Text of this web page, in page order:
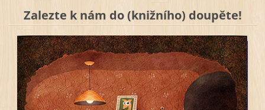
Zalezte k nám do (knižního) doupěte!